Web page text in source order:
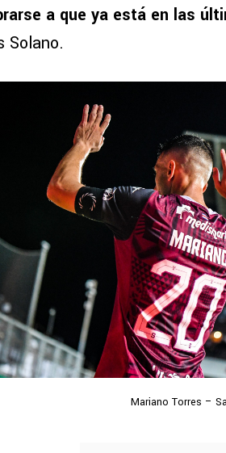
a que ya está en las
Solano.
Mariano Torres –